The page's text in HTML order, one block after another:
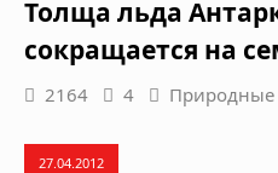
Толща льда
сокращается на
2164 4 Природные
27.04.2012